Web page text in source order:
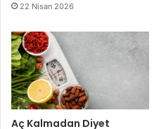
22 Nisan 2026
Aç Kalmadan Diyet